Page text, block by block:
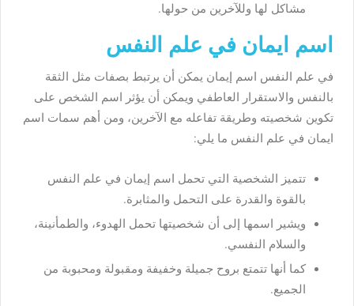
مشاكل لها وللآخرين من حولها.
اسم ايمان في علم النفس
في علم النفس اسم إيمان يمكن أن يرتبط بصفات مثل الثقة
بالنفس والاستقرار العاطفي ويمكن أن يؤثر اسم الشخص على
تكوين شخصيته وطريقة تفاعله مع الآخرين، ومن أهم سمات اسم
ايمان في علم النفس ما يلي:
تتميز الشخصية التي تحمل اسم إيمان في علم النفس
بالقوة والقدرة على التحمل والمثابرة.
ويشير اسمها إلى أن شخصيتها تحمل الهدوء، والطمأنينة،
والسلام النفسي.
كما أنها تتمتع بروح جميلة وخفيفة ومقبولة ومحبوبة من
الجميع.